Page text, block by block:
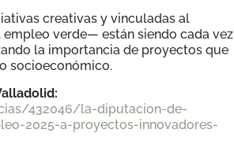
creativas y vinculadas al
verde— están siendo cada vez
la importancia de proyectos que
socioeconómico.
432046/la-diputacion-de-
2025-a-proyectos-innovadores-